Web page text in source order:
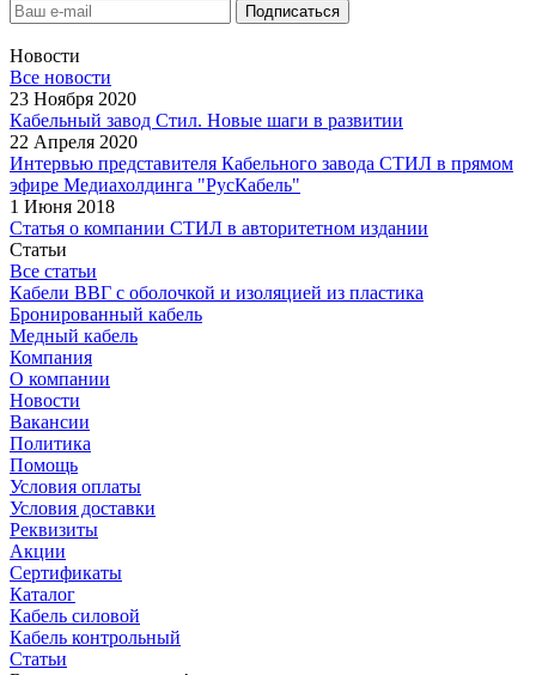
Новости
Все новости
23 Ноября 2020
Кабельный завод Стил. Новые шаги в развитии
22 Апреля 2020
Интервью представителя Кабельного завода СТИЛ в прямом
эфире Медиахолдинга "РусКабель"
1 Июня 2018
Статья о компании СТИЛ в авторитетном издании
Статьи
Все статьи
Кабели ВВГ с оболочкой и изоляцией из пластика
Бронированный кабель
Медный кабель
Компания
О компании
Новости
Вакансии
Политика
Помощь
Условия оплаты
Условия доставки
Реквизиты
Акции
Сертификаты
Каталог
Кабель силовой
Кабель контрольный
Статьи